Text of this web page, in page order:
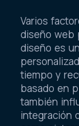
Varios
diseño web
diseño es
tiempo y
basado en
también
integración